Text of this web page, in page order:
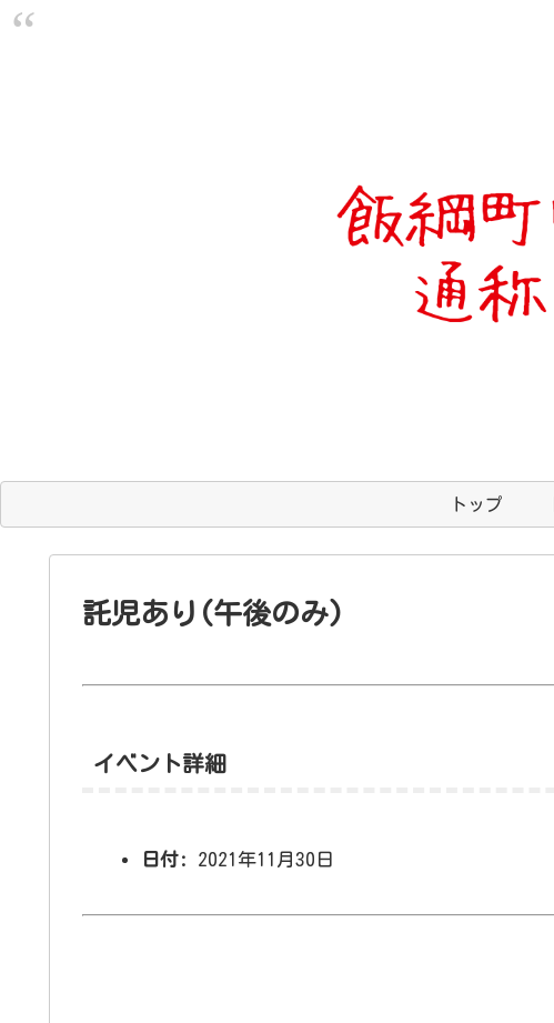
トップ
託児あり(午後のみ)
イベント詳細
日付: 2021年11月30日